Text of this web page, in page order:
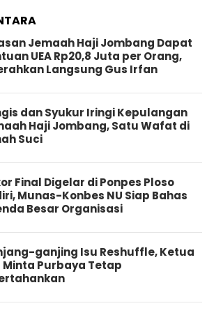
Jemaah Haji Jombang Dapat
UEA Rp20,8 Juta per Orang,
Langsung Gus Irfan
dan Syukur Iringi Kepulangan
Haji Jombang, Satu Wafat di
Suci
Final Digelar di Ponpes Ploso
Munas-Konbes NU Siap Bahas
Besar Organisasi
ganjing Isu Reshuffle, Ketua
Minta Purbaya Tetap